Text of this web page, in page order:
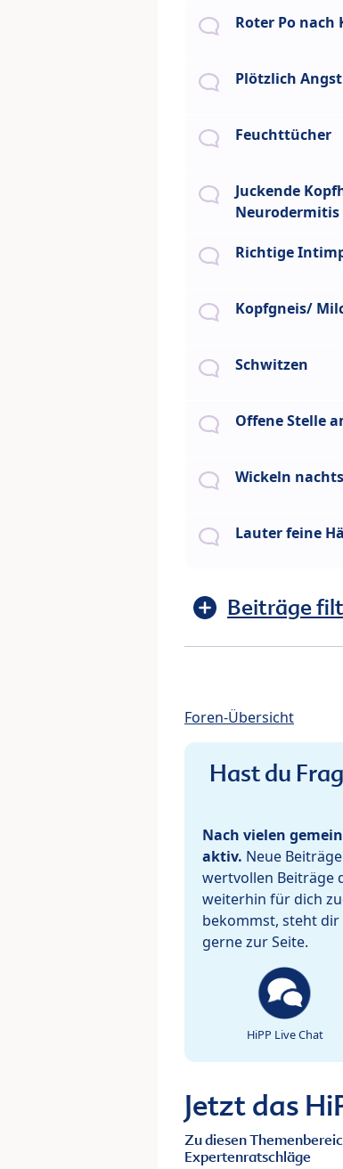
Roter Po nach
Plötzlich
Feuchttücher
Juckende
Neurodermitis
Richtige
Kopfgneis/
Schwitzen
Offene Stelle
Wickeln nachts
Lauter feine
Beiträge
Foren-Übersicht
Hast du
Nach vielen
aktiv. Neue
wertvollen Beiträge
weiterhin für dich
bekommst, steht
gerne zur Seite.
HiPP Live Chat
Jetzt das
Zu diesen
Expertenratschläge